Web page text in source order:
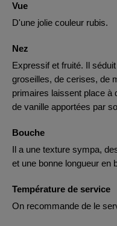
Vue
D'une jolie couleur rubis.
Nez
Expressif et fruité. Il
groseilles, de cerises, de
primaires laissent place à
de vanille apportées par
Bouche
Il a une texture sympa,
et une bonne longueur en
Température de service
On recommande de le